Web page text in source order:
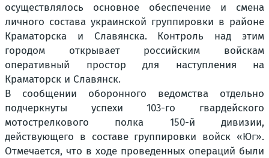
осуществлялось основное обеспечение и смена
личного состава украинской группировки в районе
Краматорска и Славянска. Контроль над этим
городом открывает российским войскам
оперативный простор для наступления на
Краматорск и Славянск.
В сообщении оборонного ведомства отдельно
подчеркнуты успехи 103-го гвардейского
мотострелкового полка 150-й дивизии,
действующего в составе группировки войск «Юг».
Отмечается, что в ходе проведенных операций были